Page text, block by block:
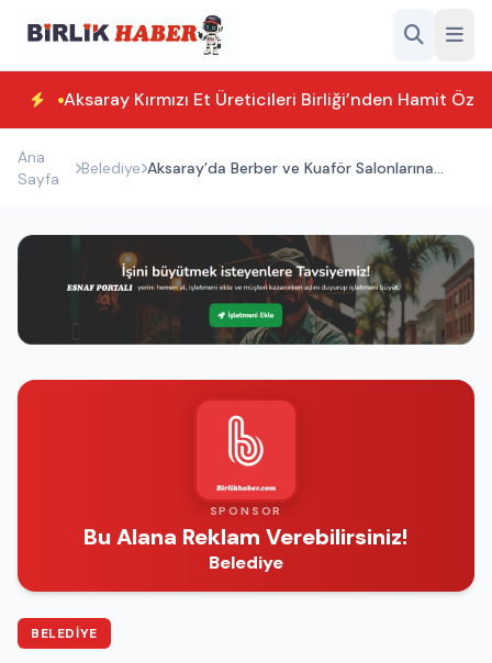
Aksaray Kırmızı Et Üreticileri Birliği’nden Hamit
Ana
Sayfa
Belediye Aksaray’da Berber ve Kuaför Salonlarına
SPONSOR
Bu Alana Reklam Verebilirsiniz!
Belediye
BELEDIYE